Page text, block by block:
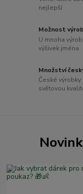
nejlepší
Možnost
U mnoha
výšivek jména
Množství
České
světovou